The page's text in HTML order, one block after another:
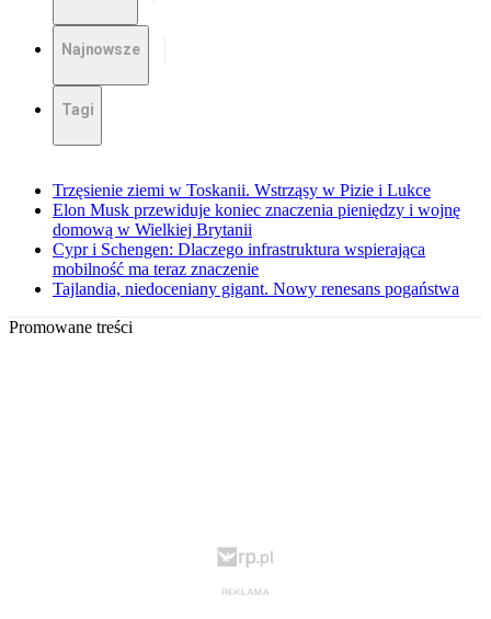
Najnowsze
Tagi
Trzęsienie ziemi w Toskanii. Wstrząsy w Pizie i Lukce
Elon Musk przewiduje koniec znaczenia pieniędzy i wojnę
domową w Wielkiej Brytanii
Cypr i Schengen: Dlaczego infrastruktura wspierająca
mobilność ma teraz znaczenie
Tajlandia, niedoceniany gigant. Nowy renesans pogaństwa
Promowane treści